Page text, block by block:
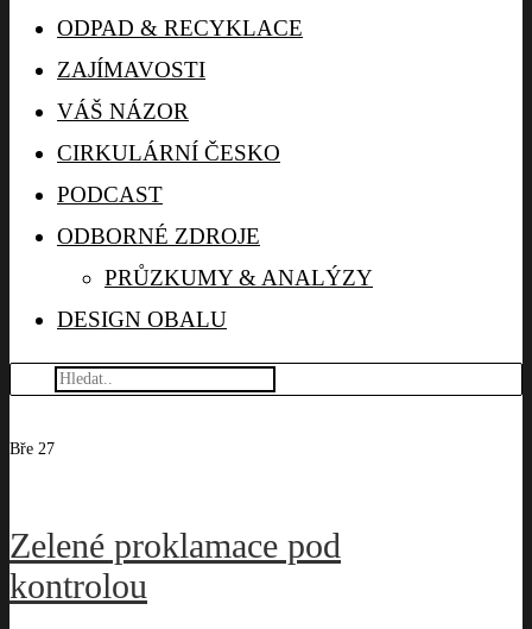
ODPAD & RECYKLACE
ZAJÍMAVOSTI
VÁŠ NÁZOR
CIRKULÁRNÍ ČESKO
PODCAST
ODBORNÉ ZDROJE
PRŮZKUMY & ANALÝZY
DESIGN OBALU
Bře 27
Zelené proklamace pod
kontrolou